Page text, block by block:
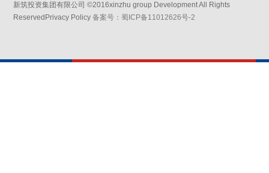
新筑投资集团有限公司 ©2016xinzhu group Development All Rights
ReservedPrivacy Policy备案号：蜀ICP备11012626号-2